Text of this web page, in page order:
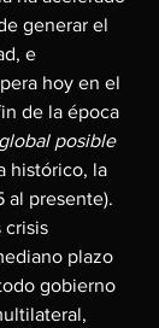
generar el
e
hoy en el
de la época
posible
histórico, la
al presente).
crisis
plazo
gobierno